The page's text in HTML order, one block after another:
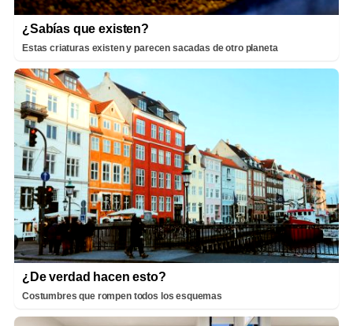
¿Sabías que existen?
Estas criaturas existen y parecen sacadas de otro planeta
¿De verdad hacen esto?
Costumbres que rompen todos los esquemas